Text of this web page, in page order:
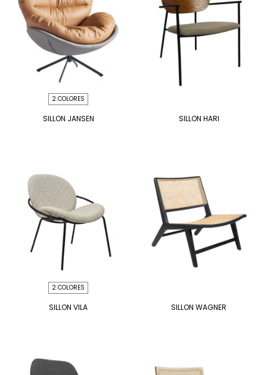
2 COLORES
SILLON JANSEN SILLON HARI
2 COLORES
SILLON VILA SILLON WAGNER